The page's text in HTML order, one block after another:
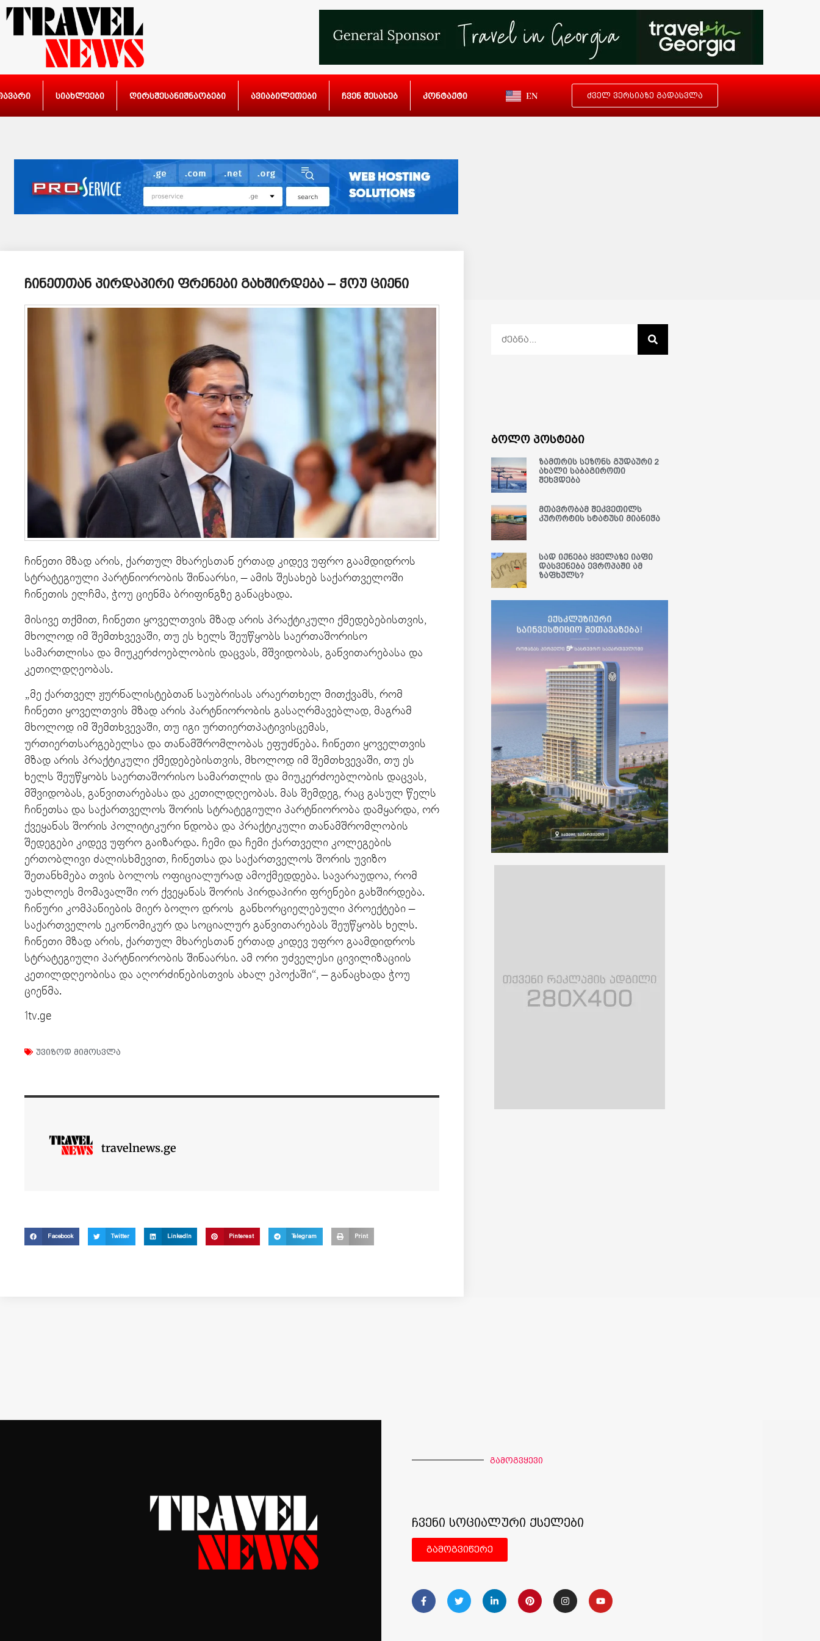
სიახლეები ღირსშესანიშნაობები ავიაბილეთები ჩვენ შესახებ კონტაქტი EN ძველ ვერსიაზე გადასვლა
ჩინეთთან პირდაპირი ფრენები გახშირდება – ჭოუ ციენი
ჩინეთი მზად არის, ქართულ მხარესთან ერთად კიდევ უფრო გაამდიდროს
სტრატეგიული პარტნიორობის შინაარსი, – ამის შესახებ საქართველოში
ჩინეთის ელჩმა, ჭოუ ციენმა ბრიფინგზე განაცხადა.
მისივე თქმით, ჩინეთი ყოველთვის მზად არის პრაქტიკული ქმედებებისთვის,
მხოლოდ იმ შემთხვევაში, თუ ეს ხელს შეუწყობს საერთაშორისო
სამართლისა და მიუკერძოებლობის დაცვას, მშვიდობას, განვითარებასა და
კეთილდღეობას.
„მე ქართველ ჟურნალისტებთან საუბრისას არაერთხელ მითქვამს, რომ
ჩინეთი ყოველთვის მზად არის პარტნიორობის გასაღრმავებლად, მაგრამ
მხოლოდ იმ შემთხვევაში, თუ იგი ურთიერთპატივისცემას,
ურთიერთსარგებელსა და თანამშრომლობას ეფუძნება. ჩინეთი ყოველთვის
მზად არის პრაქტიკული ქმედებებისთვის, მხოლოდ იმ შემთხვევაში, თუ ეს
ხელს შეუწყობს საერთაშორისო სამართლის და მიუკერძოებლობის დაცვას,
მშვიდობას, განვითარებასა და კეთილდღეობას. მას შემდეგ, რაც გასულ წელს
ჩინეთსა და საქართველოს შორის სტრატეგიული პარტნიორობა დამყარდა, ორ
ქვეყანას შორის პოლიტიკური ნდობა და პრაქტიკული თანამშრომლობის
შედეგები კიდევ უფრო გაიზარდა. ჩემი და ჩემი ქართველი კოლეგების
ერთობლივი ძალისხმევით, ჩინეთსა და საქართველოს შორის უვიზო
შეთანხმება თვის ბოლოს ოფიციალურად ამოქმედდება. სავარაუდოა, რომ
უახლოეს მომავალში ორ ქვეყანას შორის პირდაპირი ფრენები გახშირდება.
ჩინური კომპანიების მიერ ბოლო დროს განხორციელებული პროექტები –
საქართველოს ეკონომიკურ და სოციალურ განვითარებას შეუწყობს ხელს.
ჩინეთი მზად არის, ქართულ მხარესთან ერთად კიდევ უფრო გაამდიდროს
სტრატეგიული პარტნიორობის შინაარსი. ამ ორი უძველესი ცივილიზაციის
კეთილდღეობისა და აღორძინებისთვის ახალ ეპოქაში“, – განაცხადა ჭოუ
ციენმა.
1tv.ge
უვიზოდ მიმოსვლა
travelnews.ge
Facebook Twitter LinkedIn Pinterest Telegram Print
ბოლო პოსტები
ზამთრის სეზონს გუდაური 2
ახალი საბაგიროთი
შეხვდება
მთავრობამ შეკვეთილს
კურორტის სტატუსი მიანიჭა
სად იქნება ყველაზე იაფი
დასვენება ევროპაში ამ
ზაფხულს?
გამოგვყევი
ჩვენი სოციალური ქსელები
გამოგვიწერე